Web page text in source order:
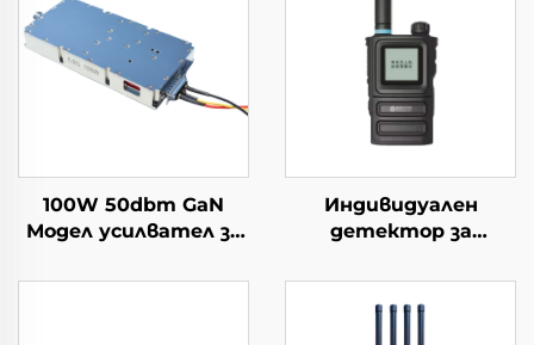
100W 50dbm GaN
Модел усилвател за
системи от
Индивидуален
детектор за
дронове и
устройство за